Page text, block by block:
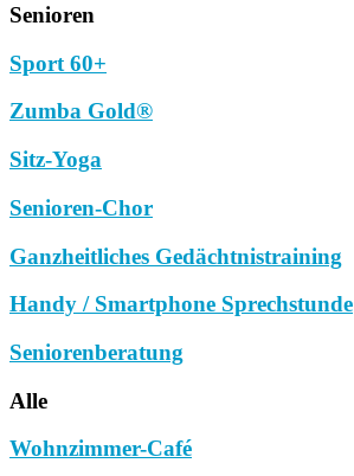
Senioren
Sport 60+
Zumba Gold®
Sitz-Yoga
Senioren-Chor
Ganzheitliches Gedächtnistraining
Handy / Smartphone Sprechstunde
Seniorenberatung
Alle
Wohnzimmer-Café